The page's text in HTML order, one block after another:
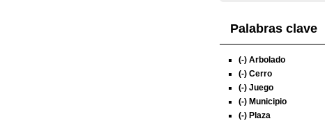
Palabras clave
(-) Arbolado
(-) Cerro
(-) Juego
(-) Municipio
(-) Plaza